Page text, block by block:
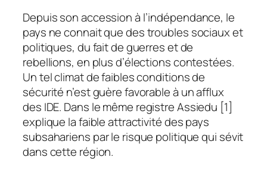
Depuis son accession à l’indépendance, le
pays ne connait que des troubles sociaux et
politiques, du fait de guerres et de
rebellions, en plus d’élections contestées.
Un tel climat de faibles conditions de
sécurité n’est guère favorable à un afflux
des IDE. Dans le même registre Assiedu [1]
explique la faible attractivité des pays
subsahariens par le risque politique qui sévit
dans cette région.